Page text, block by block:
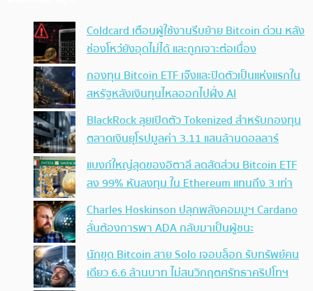
Coldcard เตือนผู้ใช้งานรีบย้าย Bitcoin ด่วน หลัง
ช่องโหว่ยังอุดไม่ได้ และถูกเจาะต่อเนื่อง
กองทุน Bitcoin ETF เจ๊งและปิดตัวเป็นแห่งแรกใน
สหรัฐหลังเงินทุนไหลออกไปฝั่ง AI
BlackRock ลุยเปิดตัว Tokenized สำหรับกองทุน
ตลาดเงินยุโรปมูลค่า 3.11 แสนล้านดอลลาร์
แบงก์ใหญ่สุดของอิตาลี ลดสัดส่วน Bitcoin ETF
ลง 99% หันลงทุน ใน Ethereum แทนถึง 3 เท่า
Charles Hoskinson ปลุกพลังคอมมูฯ Cardano
ลั่นต้องการพา ADA กลับมาเป็นผู้ชนะ
นักขุด Bitcoin สาย Solo เจอบล็อก รับทรัพย์คน
เดียว 6.6 ล้านบาท ไม่สนวิกฤตศรัทธาคริปโทฯ